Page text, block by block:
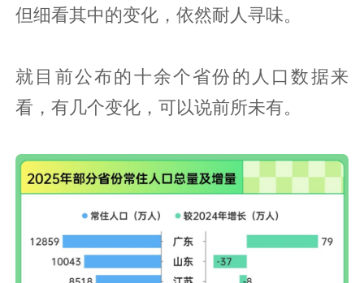
但细看其中的变化，依然耐人寻味。
就目前公布的十余个省份的人口数据来
看，有几个变化，可以说前所未有。